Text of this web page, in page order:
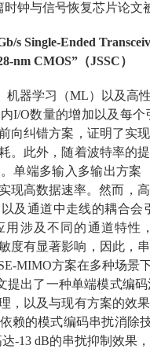
时钟与信号恢复芯片论文
s Single-Ended
nm CMOS”（JSSC）
机器学习（ML）以及高
I/O数量的增加以及每
向纠错方案，证明了实
。此外，随着波特率的
单端多输入多输出方
现高数据速率。然而，
及通道中走线的耦合
用涉及不同的通道特
度有显著影响，因此
MIMO方案在多种场景
提出了一种单端模式编
，以及与现有方案的效
赖的模式编码串扰消除
达-13 dB的串扰抑制效果